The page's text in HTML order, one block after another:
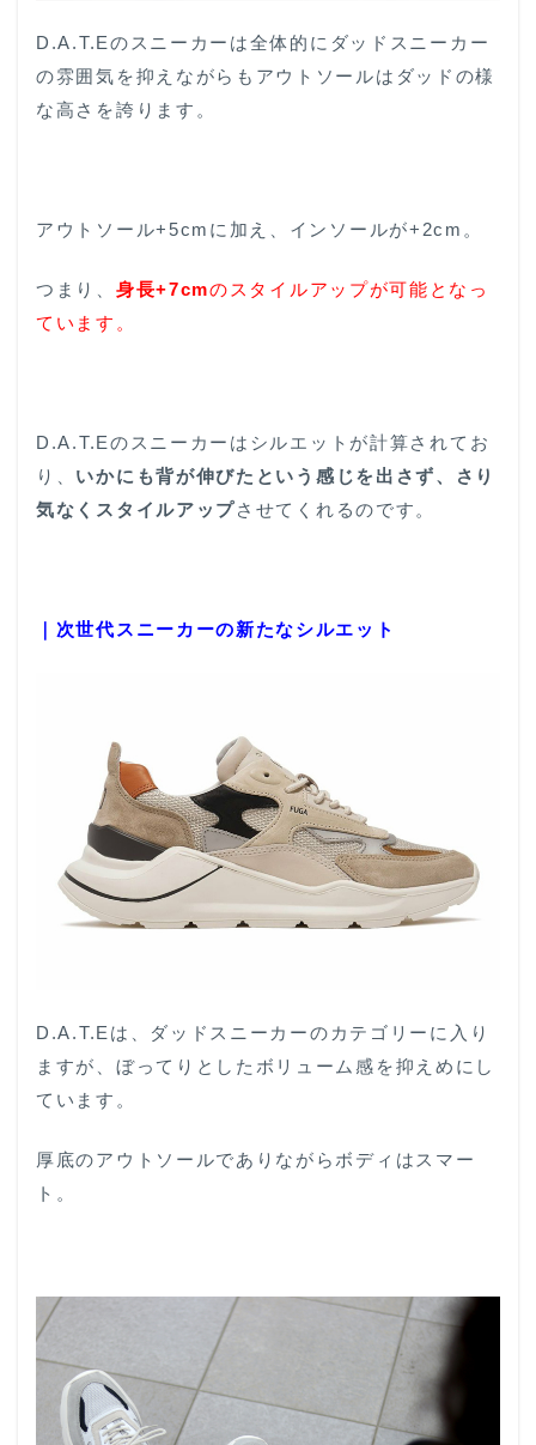
D.A.T.Eのスニーカーは全体的にダッドスニーカー
の雰囲気を抑えながらもアウトソールはダッドの様
な高さを誇ります。
アウトソール+5cmに加え、インソールが+2cm。
つまり、 身長+7cmのスタイルアップが可能となっ
ています。
D.A.T.Eのスニーカーはシルエットが計算されてお
り、 いかにも背が伸びたという感じを出さず、さり
気なくスタイルアップさせてくれるのです。
｜次世代スニーカーの新たなシルエット
D.A.T.Eは、ダッドスニーカーのカテゴリーに入り
ますが、ぼってりとしたボリューム感を抑えめにし
ています。
厚底のアウトソールでありながらボディはスマー
ト。